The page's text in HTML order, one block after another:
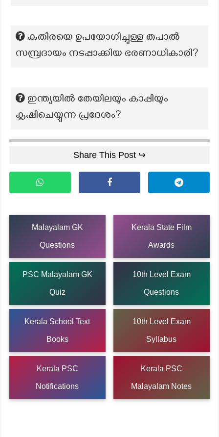
കുതിരയെ ഉപയോഗിച്ചുള്ള തപാൽ
സമ്പ്രദായം നടപ്പാക്കിയ ഭരണാധികാരി?
ഇന്ത്യയിൽ തേയിലയും കാപ്പിയും
കൃഷിചെയ്യുന്ന പ്രദേശം?
Share This Post ↪
Malayalam GK
Questions
Kerala State Film
Awards
PSC Malayalam GK
Quiz
10th Level Exam
Questions
Kerala School Text
Books
10th Level Exam
Syllabus
Kerala PSC
Notifications
Kerala PSC
Malayalam Notes